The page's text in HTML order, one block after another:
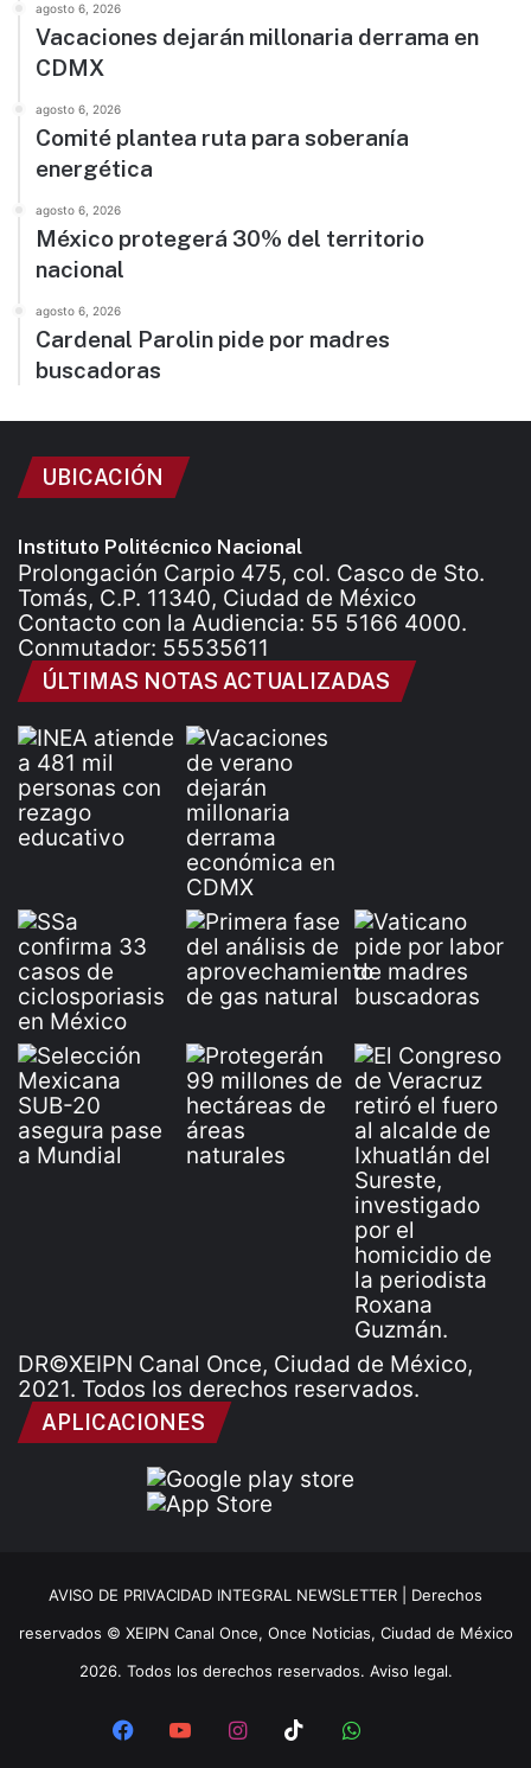
agosto 6, 2026
Vacaciones dejarán millonaria derrama en
CDMX
agosto 6, 2026
Comité plantea ruta para soberanía
energética
agosto 6, 2026
México protegerá 30% del territorio
nacional
agosto 6, 2026
Cardenal Parolin pide por madres
buscadoras
UBICACIÓN
Instituto Politécnico Nacional
Prolongación Carpio 475, col. Casco de Sto.
Tomás, C.P. 11340, Ciudad de México
Contacto con la Audiencia: 55 5166 4000.
Conmutador: 55535611
ÚLTIMAS NOTAS ACTUALIZADAS
DR©XEIPN Canal Once, Ciudad de México,
2021. Todos los derechos reservados.
APLICACIONES
AVISO DE PRIVACIDAD INTEGRAL NEWSLETTER | Derechos
reservados © XEIPN Canal Once, Once Noticias, Ciudad de México
2026. Todos los derechos reservados. Aviso legal.
FacebookYouTubeInstagram
TikTokWhatsApp